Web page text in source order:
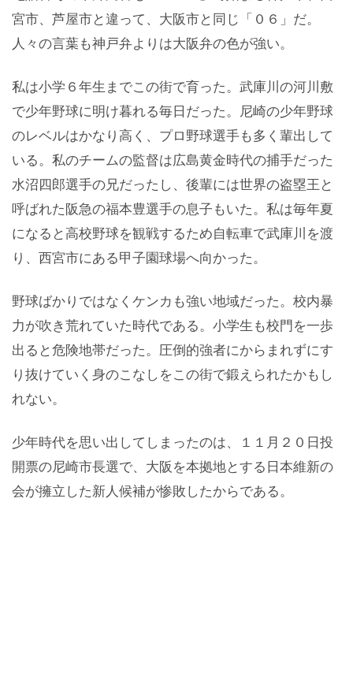
宮市、芦屋市と違って、大阪市と同じ「０６」だ。
人々の言葉も神戸弁よりは大阪弁の色が強い。
私は小学６年生までこの街で育った。武庫川の河川敷
で少年野球に明け暮れる毎日だった。尼崎の少年野球
のレベルはかなり高く、プロ野球選手も多く輩出して
いる。私のチームの監督は広島黄金時代の捕手だった
水沼四郎選手の兄だったし、後輩には世界の盗塁王と
呼ばれた阪急の福本豊選手の息子もいた。私は毎年夏
になると高校野球を観戦するため自転車で武庫川を渡
り、西宮市にある甲子園球場へ向かった。
野球ばかりではなくケンカも強い地域だった。校内暴
力が吹き荒れていた時代である。小学生も校門を一歩
出ると危険地帯だった。圧倒的強者にからまれずにす
り抜けていく身のこなしをこの街で鍛えられたかもし
れない。
少年時代を思い出してしまったのは、１１月２０日投
開票の尼崎市長選で、大阪を本拠地とする日本維新の
会が擁立した新人候補が惨敗したからである。